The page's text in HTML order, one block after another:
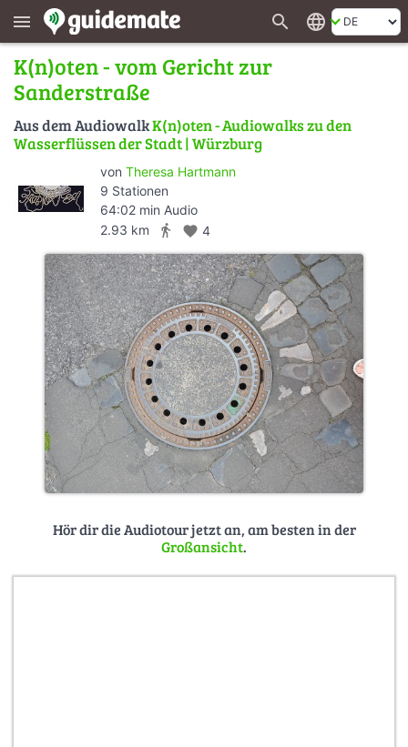
menu search language
K(n)oten - vom Gericht zur
Sanderstraße
Aus dem AudiowalkK(n)oten - Audiowalks zu den
Wasserflüssen der Stadt | Würzburg
von Theresa Hartmann
9 Stationen
64:02 min Audio
2.93 km
directions_walk favorite 4
Hör dir die Audiotour jetzt an, am besten in der
Großansicht.